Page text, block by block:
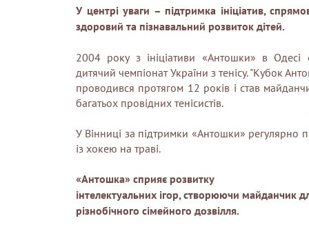
У центрі уваги – підтримка ініціатив,
здоровий та пізнавальний розвиток дітей.
2004 року з ініціативи «Антошки» в Одесі
дитячий чемпіонат України з тенісу. "Кубок
проводився протягом 12 років і став
багатьох провідних тенісистів.
У Вінниці за підтримки «Антошки» регулярно
із хокею на траві.
«Антошка» сприяє розвитку
інтелектуальних ігор, створюючи майданчик
різнобічного сімейного дозвілля.